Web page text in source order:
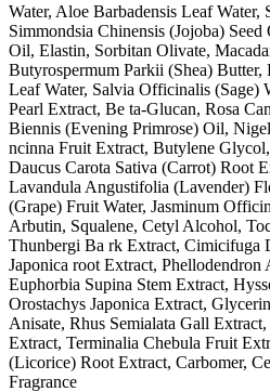
Water, Aloe Barbadensis Leaf Water,
Simmondsia Chinensis (Jojoba)
Oil, Elastin, Sorbitan Olivate,
Butyrospermum Parkii (Shea) Butter,
Leaf Water, Salvia Officinalis (Sage)
Pearl Extract, Be ta-Glucan, Rosa
Biennis (Evening Primrose) Oil,
ncinna Fruit Extract, Butylene
Daucus Carota Sativa (Carrot) Root
Lavandula Angustifolia (Lavender)
(Grape) Fruit Water, Jasminum
Arbutin, Squalene, Cetyl Alcohol,
Thunbergi Ba rk Extract, Cimicifuga
Japonica root Extract, Phellodendron
Euphorbia Supina Stem Extract,
Orostachys Japonica Extract,
Anisate, Rhus Semialata Gall
Extract, Terminalia Chebula Fruit
(Licorice) Root Extract, Carbomer,
Fragrance